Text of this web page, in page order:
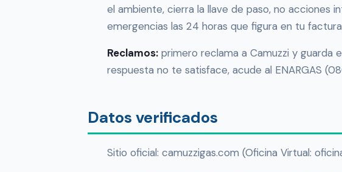
el ambiente, cierra la llave de paso, no acciones
emergencias las 24 horas que figura en tu
Reclamos: primero reclama a Camuzzi y guarda
respuesta no te satisface, acude al ENARGAS
Datos verificados
Sitio oficial: camuzzigas.com (Oficina Virtual: